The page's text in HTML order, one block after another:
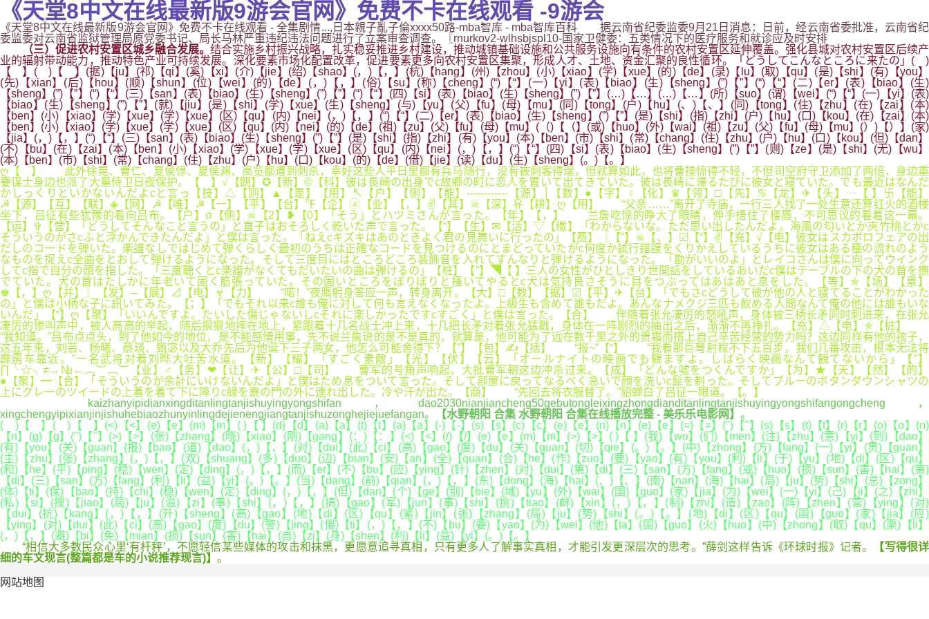
《天堂8中文在线最新版9游会官网》免费不卡在线观看 -9游会
《天堂8中文在线最新版9游会官网》免费不卡在线观看 - 全集剧情...,日本親子亂子倫xxxx50路-mba智库 - mba智库百科 据云南省纪委监委9月21日消息：日前，经云南省委批准，云南省纪
委监委对云南省监狱管理局原党委书记、局长马林严重违纪违法问题进行了立案审查调查。〖rnurkov2-wlhsbjspl10-国家卫健委：五类情况下的医疗服务和就诊应及时安排
（三）促进农村安置区城乡融合发展。 结合实施乡村振兴战略，扎实稳妥推进乡村建设，推动城镇基础设施和公共服务设施向有条件的农村安置区延伸覆盖。强化县城对农村安置区后续产
业的辐射带动能力，推动特色产业可持续发展。深化要素市场化配置改革，促进要素更多向农村安置区集聚，形成人才、土地、资金汇聚的良性循环。「どうしてこんなところに来たの」( )
【 】( )【 】(据)【ju】(祁)【qi】(奚)【xi】(介)【jie】(绍)【shao】(，)【，】(杭)【hang】(州)【zhou】(小)【xiao】(学)【xue】(的)【de】(录)【lu】(取)【qu】(是)【shi】(有)【you】
(先)【xian】(后)【hou】(顺)【shun】(位)【wei】(的)【de】(，)【，】(俗)【su】(称)【cheng】(“)【“】(一)【yi】(表)【biao】(生)【sheng】(”)【”】(“)【“】(二)【er】(表)【biao】(生)
【sheng】(”)【”】(“)【“】(三)【san】(表)【biao】(生)【sheng】(”)【”】(“)【“】(四)【si】(表)【biao】(生)【sheng】(”)【”】(…)【…】(…)【…】(所)【suo】(谓)【wei】(“)【“】(一)【yi】(表)
【biao】(生)【sheng】(”)【”】(就)【jiu】(是)【shi】(学)【xue】(生)【sheng】(与)【yu】(父)【fu】(母)【mu】(同)【tong】(户)【hu】(、)【、】(同)【tong】(住)【zhu】(在)【zai】(本)
【ben】(小)【xiao】(学)【xue】(学)【xue】(区)【qu】(内)【nei】(，)【，】(“)【“】(二)【er】(表)【biao】(生)【sheng】(”)【”】(是)【shi】(指)【zhi】(户)【hu】(口)【kou】(在)【zai】(本)
【ben】(小)【xiao】(学)【xue】(学)【xue】(区)【qu】(内)【nei】(的)【de】(祖)【zu】(父)【fu】(母)【mu】(（)【（】(或)【huo】(外)【wai】(祖)【zu】(父)【fu】(母)【mu】(）)【）】(家)
【jia】(，)【，】(“)【“】(三)【san】(表)【biao】(生)【sheng】(”)【”】(是)【shi】(指)【zhi】(有)【you】(本)【ben】(市)【shi】(常)【chang】(住)【zhu】(户)【hu】(口)【kou】(但)【dan】
(不)【bu】(在)【zai】(本)【ben】(小)【xiao】(学)【xue】(学)【xue】(区)【qu】(内)【nei】(，)【，】(“)【“】(四)【si】(表)【biao】(生)【sheng】(”)【”】(则)【ze】(是)【shi】(无)【wu】
(本)【ben】(市)【shi】(常)【chang】(住)【zhu】(户)【hu】(口)【kou】(的)【de】(借)【jie】(读)【du】(生)【sheng】(。)【。】
ღ【 】 此外徐晃、曹仁、夏侯惇、夏侯渊、高览都遭到刺杀，幸好这些人平日里都有兵马随行，没有被刺客得逞，但就算如此，也将曹操惊得不轻，不但司空府守卫添加了两倍，身边重
要谋士身边也派了大量侍卫日夜保护。【 】√【朗】✪【新】©【科】彼は長崎の出身でc故郷の町に恋人を置いて出てきていた。彼は長崎に帰るたびに彼女と寝ていた。でも最近はなんだ
かしっくりといかないんだよcと言っ【技】△【则】▲【是】【用】↖【户】【侧】【能】------------【源】│【数】●【字】♀【化】♛【领】□【先】♋【龙】✈【头】┄【 】卐【能】
☭【源】【互】【联】◈【网】☭【唯】☭【一】【平】【台】℉【企】ⓐ【业】【，】✌【其】☠【深】유【耕】ღ【用】 “父亲……”离开了寺庙，一行三人找了一处生意还算红火的酒楼
坐下，吕征有些犹豫的看向吕布。【户】σ【侧】☠【2】❥【0】「そう」とハツミさんが言った。【年】【，】 兰詹吃惊的睁大了眼睛，伸手捂住了樱唇，不可思议的看着这一幕。
【运】✞【营】「どうしてそんなこと言うの」と直子はおそろしく乾いた声で言った。【“】【生】✉【活】▽【缴】「わからないな。ただ思い出したんだよ。海風の匂いとか夾竹桃とかc
そういうのがさcふと浮かんできたんだよ」と僕は言った。「ねえcキズキはあのときよく君の見舞いに行ったの」【费】〖【”】☠【、】☑【“】✌【充】√【电】彼女はスカボロフェアの出
だしのコードを弾いた。楽譜なしではじめて弾くらしく最初のうちは正確なコードを見つけるのにとまどっていたがc何度か試行錯誤をくりかえしているうちに彼女はある種の流れのよう
なものを捉えc全曲をとおして弾けるようになった。そして三度目にはところどころ装飾音を入れてすんなりと弾けるようになった。「勘がいいのよ」とレイコさんは僕に向ってウインク
してc指で自分の頭を指した。「三度聴くとc楽譜がなくてもだいたいの曲は弾けるの」【桩】【”】◥【 】三人の女性がひとしきり世間話をしているあいだc僕はテーブルの下の犬の首を撫
でていた。犬の首はたしかに年老いて固く筋張っていた。その固いところをぼりぼりと掻いてやるとc犬は気持良さそうに目をつぶってはあはあと息をした。【等】✯【场】【景】
♚【，】ღ【并】〗【发】─【展】⊿【电】☣【力】 “喏！”夜鹰躬身答应一声，转身离开。【大】□【数】【据】☑【平】✈【台】「でもさcどうして彼が他の人と寝てることがわかった
の」と僕は小柄な子に訊いてみた。【；】「でもそれ以来c誰も俺に対して何も言えなくなったよ。上級生も含めて誰もだよ。あんなナメクジ三匹も飲める人間なんて俺の他には誰もいな
いんだ」【“】ღ【聚】「いいんですよ。たいした傷じゃないしcそれに楽しかったですcすごく」と僕は言った。【合】 伴随着张允凄厉的怒吼声，身体被三柄长矛同时刺进来，在张允
凄厉的惨叫声中，被人高高的举起，随后狠狠地摔在地上，紧跟着十几名战士冲上来，十几把长矛对着张允猛戳，身体在一阵剧烈的抽出之后，渐渐不再挣扎。【充】△【电】✯【桩】
“我知道。”吕布点点头，到了他如今的地位，是不能感情用事，先不说兰詹说的是不是真的，就算是，他可能为了远在数千里之外的贵霜而搭上自己辛苦经营的势力吗？这边同样有他的孩子，
这五年来，刘芸、杨曦、蔡琰、甄宓以及大乔先后为他诞下三子两女，他怎么可能舍得下？【”】【包】✍【括】 “报~”【“】 “我看那巨弩射程不下五百步，我们几番攻击，根本无法将
霹雳车靠近。”一名武将对着刘晔大吐苦水道。【新】【耀】「すごく素敵」【光】【伏】【云】「オールナイトの映画でも観ますよ。しばらく映画なんて観てないから」【”】
∏╰☆╮≠→№←︵︶︹︺【业】♂【务】❤【让】✈【公】□【司】 曹军的号角声响起，大批曹军朝这边冲杀过来。【成】「どんな嘘をつくんですか」【为】★【天】【然】【的】
●【聚】━【合】「そういうのが余計にいけないんだよ」と僕はため息をついて言った。そして部屋に戻ってなるべく急いで顔を洗いc髭を剃った。そしてブルーのボタンダウンシャツの
上にグレーのツイードの上着を着て下に降りc緑を寮の門の外に連れ出した。冷や汗が出た。【商】 “先回去将衣服替了。”貂蝉白了吕征一眼道。【。】
kaizhanyipidianxingditanlingtanjishuyingyongshifan，dao2030nianjiancheng50gebutongleixingzhongdianditanlingtanjishuyingyongshifangongcheng，
xingchengyipixianjinjishuhebiaozhunyinlingdejienengjiangtanjishuzonghejiejuefangan。
【水野朝阳 合集 水野朝阳 合集在线播放完整 - 美乐乐电影网】 。
( )【 】( )【 】(<)【<】(e)【e】(m)【m】( )【 】(d)【d】(a)【a】(t)【t】(a)【a】(-)【-】(s)【s】(c)【c】(e)【e】(n)【n】(e)【e】(=)【=】(")【"】(s)【s】(t)【t】(r)【r】(o)【o】(n)
【n】(g)【g】(")【"】(>)【>】(张)【zhang】(晓)【xiao】(刚)【gang】(：)【：】(<)【<】(/)【/】(e)【e】(m)【m】(>)【>】( )【 】(我)【wo】(们)【men】(注)【zhu】(意)【yi】(到)【dao】
(有)【you】(关)【guan】(报)【bao】(道)【dao】(，)【，】(对)【dui】(此)【ci】(高)【gao】(度)【du】(关)【guan】(切)【qie】(。)【。】(中)【zhong】(方)【fang】(一)【yi】(贯)【guan】
(主)【zhu】(张)【zhang】(，)【，】(双)【shuang】(多)【duo】(边)【bian】(安)【an】(全)【quan】(合)【he】(作)【zuo】(要)【yao】(有)【you】(利)【li】(于)【yu】(地)【di】(区)【qu】
(和)【he】(平)【ping】(稳)【wen】(定)【ding】(，)【，】(而)【er】(不)【bu】(应)【ying】(针)【zhen】(对)【dui】(第)【di】(三)【san】(方)【fang】(或)【huo】(损)【sun】(害)【hai】(第)
【di】(三)【san】(方)【fang】(利)【li】(益)【yi】(。)【。】(当)【dang】(前)【qian】(，)【，】(东)【dong】(海)【hai】(、)【、】(南)【nan】(海)【hai】(局)【ju】(势)【shi】(总)【zong】
(体)【ti】(保)【bao】(持)【chi】(稳)【wen】(定)【ding】(，)【，】(但)【dan】(个)【ge】(别)【bie】(域)【yu】(外)【wai】(国)【guo】(家)【jia】(为)【wei】(一)【yi】(己)【ji】(之)【zhi】
(私)【si】(搅)【jiao】(局)【ju】(滋)【zi】(事)【shi】(，)【，】(搞)【gao】(军)【jun】(事)【shi】(挑)【tiao】(衅)【xin】(，)【，】(制)【zhi】(造)【zao】(阵)【zhen】(营)【ying】(对)
【dui】(抗)【kang】(，)【，】(升)【sheng】(高)【gao】(地)【di】(区)【qu】(紧)【jin】(张)【zhang】(局)【ju】(势)【shi】(。)【。】(地)【di】(区)【qu】(国)【guo】(家)【jia】(应)
【ying】(对)【dui】(此)【ci】(高)【gao】(度)【du】(警)【jing】(惕)【ti】(，)【，】(不)【bu】(要)【yao】(为)【wei】(他)【ta】(国)【guo】(火)【huo】(中)【zhong】(取)【qu】(栗)【li】
(，)【，】(避)【bi】(免)【mian】(损)【sun】(害)【hai】(自)【zi】(身)【shen】(利)【li】(益)【yi】(。)【。】
“相信大多数民众心里‘有杆秤’，不愿轻信某些媒体的攻击和抹黑，更愿意追寻真相，只有更多人了解事实真相，才能引发更深层次的思考。”薛剑这样告诉《环球时报》记者。
【写得很详
细的车文现言(整篇都是车的小说推荐现言)】 。
网站地图